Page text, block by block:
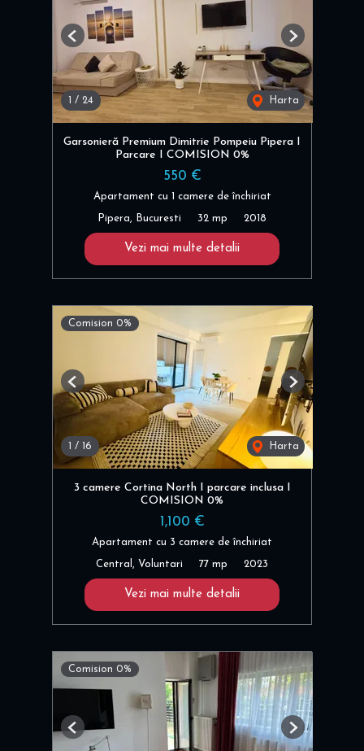
/ 24 Harta
Previous Next
Garsonieră Premium Dimitrie Pompeiu Pipera I
Parcare I COMISION 0%
550 €
Apartament cu 1 camere de închiriat
Pipera, Bucuresti 32 mp 2018
Vezi mai multe detalii
Comision 0%
/ 16 Harta
Previous Next
3 camere Cortina North I parcare inclusa I
COMISION 0%
1,100 €
Apartament cu 3 camere de închiriat
Central, Voluntari 77 mp 2023
Vezi mai multe detalii
Comision 0%
Previous Next